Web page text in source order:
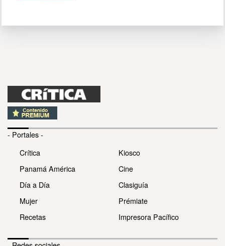
- Portales -
Crítica
Panamá América
Día a Día
Mujer
Recetas
Kiosco
Cine
Clasiguía
Prémiate
Impresora Pacífico